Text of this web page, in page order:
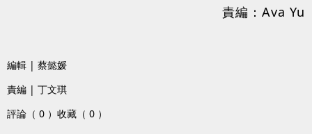
責編：Ava Yu
編輯 | 蔡懿媛
責編 | 丁文琪
評論（ 0 ） 收藏（ 0 ）